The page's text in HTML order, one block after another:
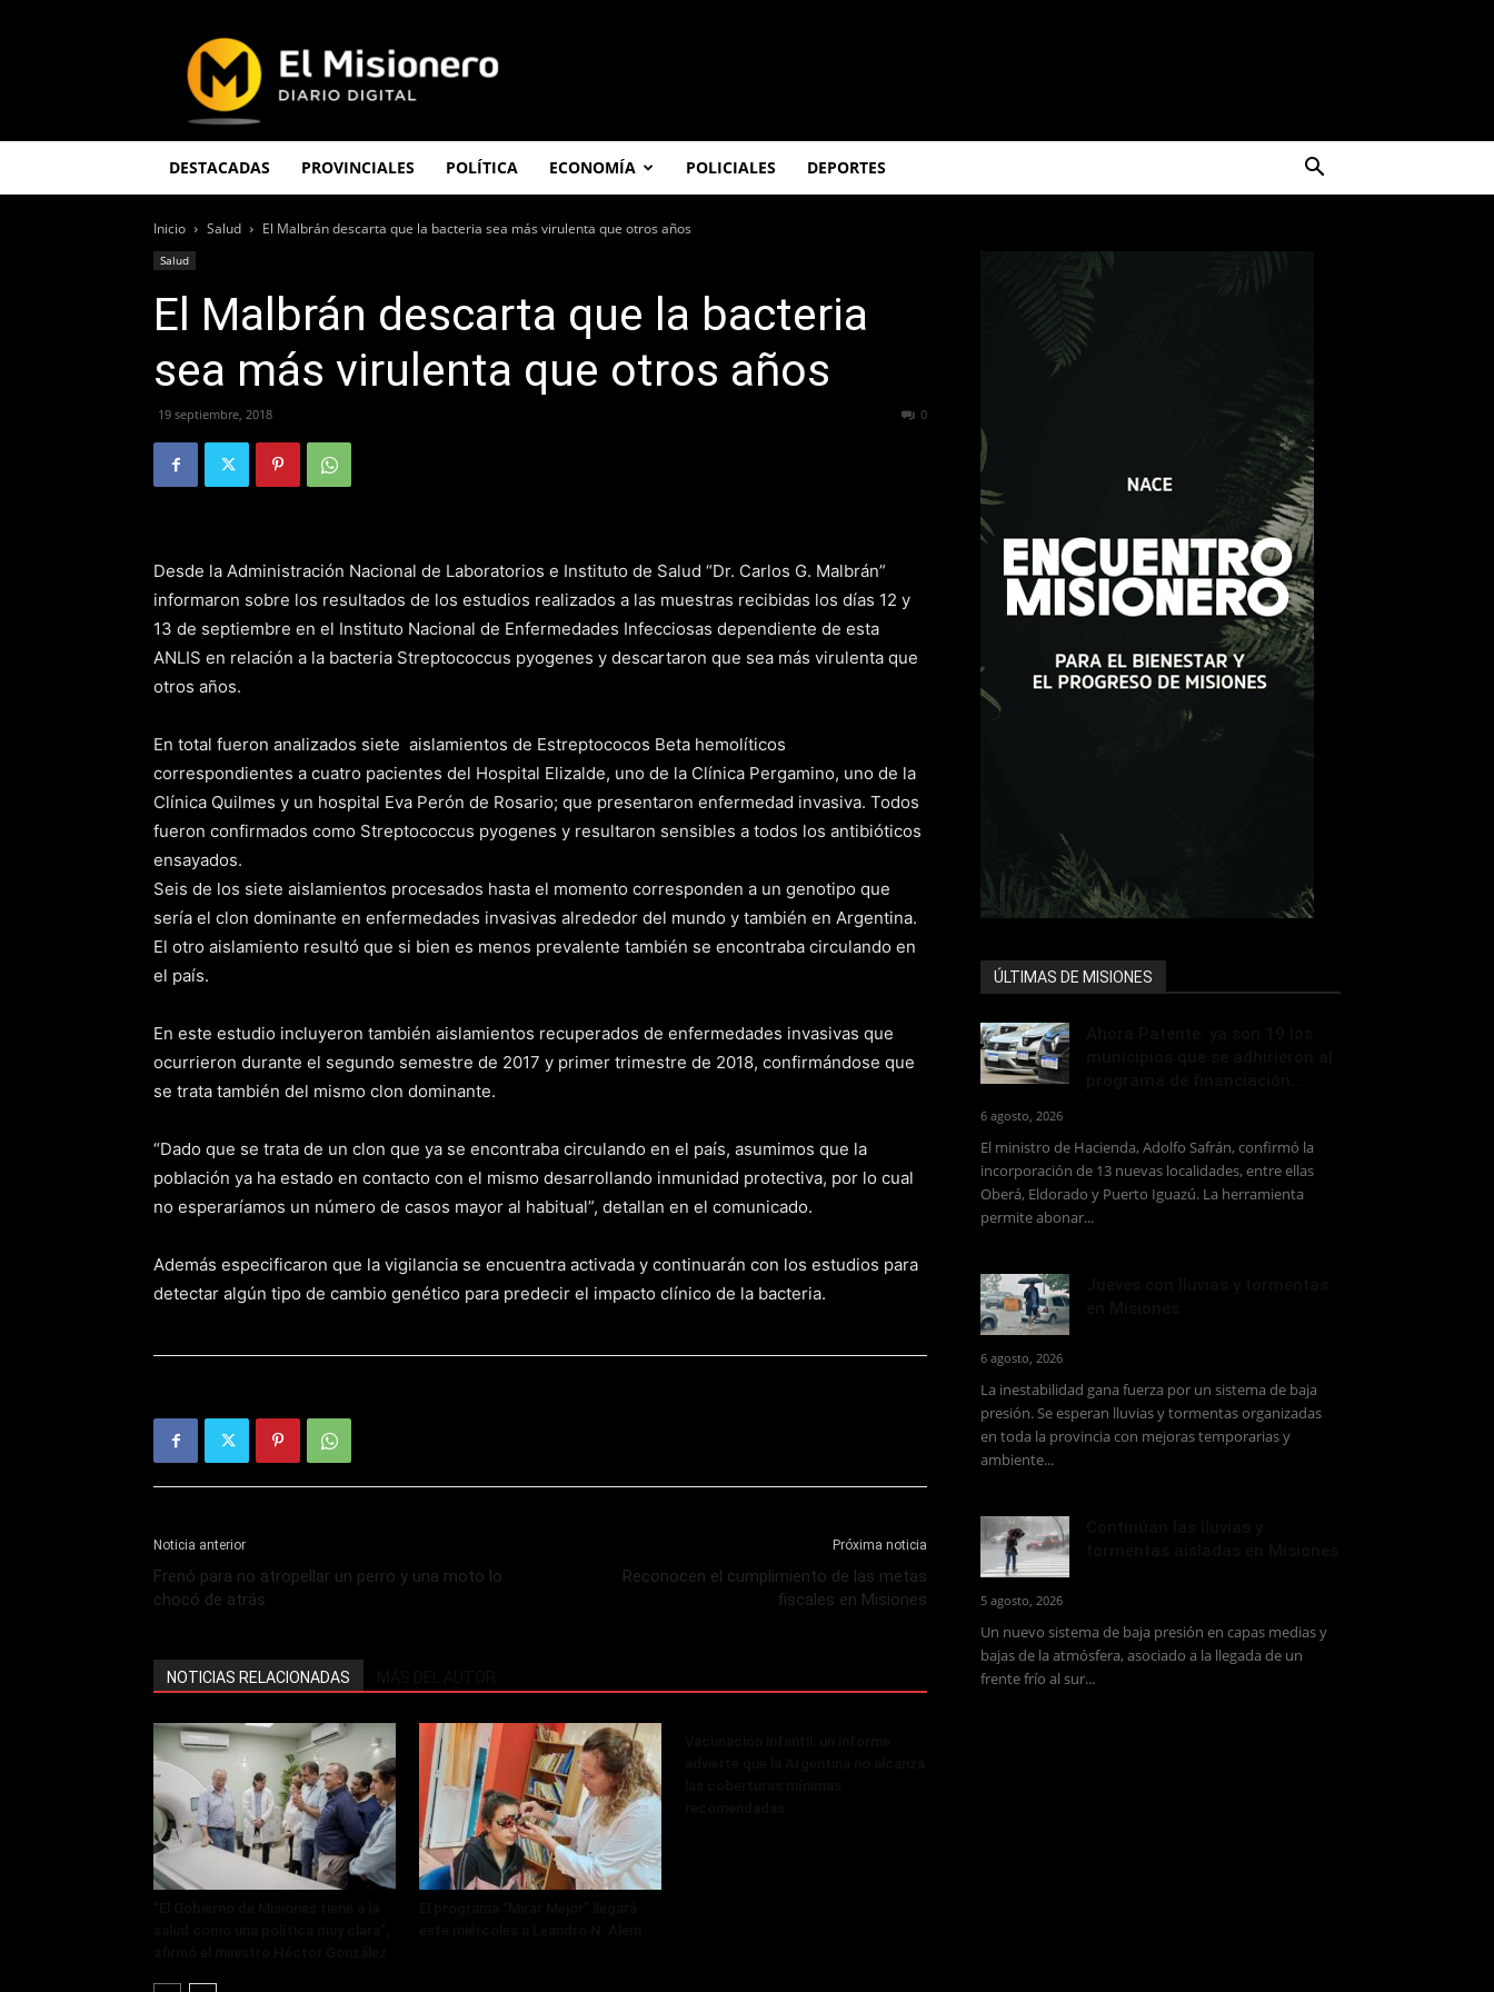
Misionero
DESTACADAS PROVINCIALES POLÍTICA ECONOMÍA POLICIALES DEPORTES
Inicio Salud El Malbrán descarta que la bacteria sea más virulenta que otros años
Salud
El Malbrán descarta que la bacteria
sea más virulenta que otros años
19 septiembre, 2018 0
Desde la Administración Nacional de Laboratorios e Instituto de Salud “Dr. Carlos G. Malbrán”
informaron sobre los resultados de los estudios realizados a las muestras recibidas los días 12 y
13 de septiembre en el Instituto Nacional de Enfermedades Infecciosas dependiente de esta
ANLIS en relación a la bacteria Streptococcus pyogenes y descartaron que sea más virulenta que
otros años.
En total fueron analizados siete aislamientos de Estreptococos Beta hemolíticos
correspondientes a cuatro pacientes del Hospital Elizalde, uno de la Clínica Pergamino, uno de la
Clínica Quilmes y un hospital Eva Perón de Rosario; que presentaron enfermedad invasiva. Todos
fueron confirmados como Streptococcus pyogenes y resultaron sensibles a todos los antibióticos
ensayados.
Seis de los siete aislamientos procesados hasta el momento corresponden a un genotipo que
sería el clon dominante en enfermedades invasivas alrededor del mundo y también en Argentina.
El otro aislamiento resultó que si bien es menos prevalente también se encontraba circulando en
el país.
En este estudio incluyeron también aislamientos recuperados de enfermedades invasivas que
ocurrieron durante el segundo semestre de 2017 y primer trimestre de 2018, confirmándose que
se trata también del mismo clon dominante.
“Dado que se trata de un clon que ya se encontraba circulando en el país, asumimos que la
población ya ha estado en contacto con el mismo desarrollando inmunidad protectiva, por lo cual
no esperaríamos un número de casos mayor al habitual”, detallan en el comunicado.
Además especificaron que la vigilancia se encuentra activada y continuarán con los estudios para
detectar algún tipo de cambio genético para predecir el impacto clínico de la bacteria.
Noticia anterior
Frenó para no atropellar un perro y una moto lo
chocó de atrás
Próxima noticia
Reconocen el cumplimiento de las metas
fiscales en Misiones
NOTICIAS RELACIONADAS
ÚLTIMAS DE MISIONES
6 agosto, 2026
El ministro de Hacienda, Adolfo Safrán, confirmó la
incorporación de 13 nuevas localidades, entre ellas
Oberá, Eldorado y Puerto Iguazú. La herramienta
permite abonar...
6 agosto, 2026
La inestabilidad gana fuerza por un sistema de baja
presión. Se esperan lluvias y tormentas organizadas
en toda la provincia con mejoras temporarias y
ambiente...
5 agosto, 2026
Un nuevo sistema de baja presión en capas medias y
bajas de la atmósfera, asociado a la llegada de un
frente frío al sur...